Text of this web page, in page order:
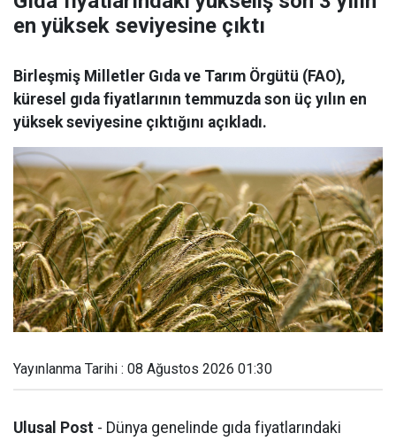
en yüksek seviyesine çıktı
Birleşmiş Milletler Gıda ve Tarım Örgütü (FAO),
küresel gıda fiyatlarının temmuzda son üç yılın en
yüksek seviyesine çıktığını açıkladı.
Yayınlanma Tarihi : 08 Ağustos 2026 01:30
Ulusal Post - Dünya genelinde gıda fiyatlarındaki